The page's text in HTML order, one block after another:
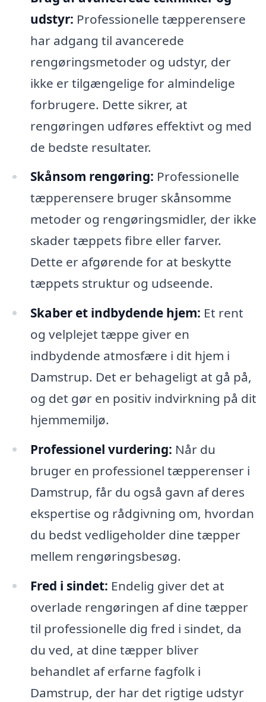
udstyr: Professionelle tæpperensere
har adgang til avancerede
rengøringsmetoder og udstyr, der
ikke er tilgængelige for almindelige
forbrugere. Dette sikrer, at
rengøringen udføres effektivt og med
de bedste resultater.
Skånsom rengøring: Professionelle
tæpperensere bruger skånsomme
metoder og rengøringsmidler, der ikke
skader tæppets fibre eller farver.
Dette er afgørende for at beskytte
tæppets struktur og udseende.
Skaber et indbydende hjem: Et rent
og velplejet tæppe giver en
indbydende atmosfære i dit hjem i
Damstrup. Det er behageligt at gå på,
og det gør en positiv indvirkning på dit
hjemmemiljø.
Professionel vurdering: Når du
bruger en professionel tæpperenser i
Damstrup, får du også gavn af deres
ekspertise og rådgivning om, hvordan
du bedst vedligeholder dine tæpper
mellem rengøringsbesøg.
Fred i sindet: Endelig giver det at
overlade rengøringen af dine tæpper
til professionelle dig fred i sindet, da
du ved, at dine tæpper bliver
behandlet af erfarne fagfolk i
Damstrup, der har det rigtige udstyr